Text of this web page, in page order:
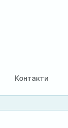
Контакти